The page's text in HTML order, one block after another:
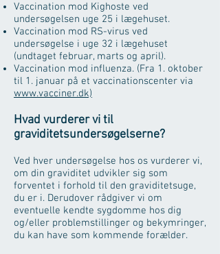
Vaccination mod Kighoste ved
undersøgelsen uge 25 i lægehuset.
Vaccination mod RS-virus ved
undersøgelse i uge 32 i lægehuset
(undtaget februar, marts og april).
Vaccination mod influenza. (Fra 1. oktober
til 1. januar på et vaccinationscenter via
www.vacciner.dk)
Hvad vurderer vi til
graviditetsundersøgelserne?
Ved hver undersøgelse hos os vurderer vi,
om din graviditet udvikler sig som
forventet i forhold til den graviditetsuge,
du er i. Derudover rådgiver vi om
eventuelle kendte sygdomme hos dig
og/eller problemstillinger og bekymringer,
du kan have som kommende forælder.